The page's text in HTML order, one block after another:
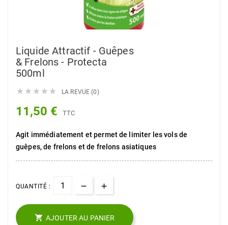
Liquide Attractif - Guêpes
& Frelons - Protecta
500ml
     LA REVUE (0)
11,50 € TTC
Agit immédiatement et permet de limiter les vols de
guêpes, de frelons et de frelons asiatiques
QUANTITÉ :
 AJOUTER AU PANIER